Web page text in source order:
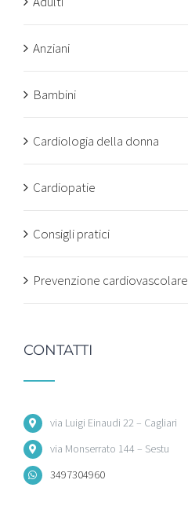
Anziani
Bambini
Cardiologia della donna
Cardiopatie
Consigli pratici
Prevenzione cardiovascolare
CONTATTI
via Luigi Einaudi 22 – Cagliari
via Monserrato 144 – Sestu
3497304960